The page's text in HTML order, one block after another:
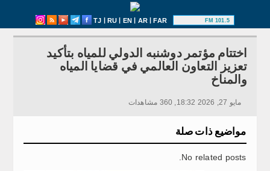
TJ | RU | EN | AR|FAR 101.5 FM
اختتام مؤتمر دوشنبه الدولي للمياه بتأكيد
تعزيز التعاون العالمي في قضايا المياه
والمناخ
مايو 27, 2026 18:32, 360 مشاهدات
مواضيع ذات صلة
No related posts.